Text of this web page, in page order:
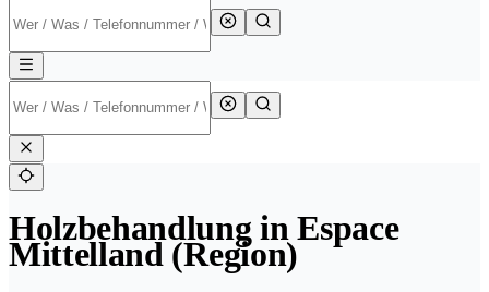
Holzbehandlung in Espace
Mittelland (Region)